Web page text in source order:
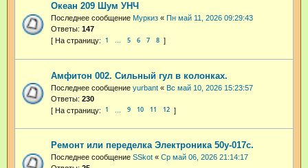
Океан 209 Шум УНЧ
Последнее сообщение Муркиз « Пн май 11, 2026 09:29:43
Ответы: 147
1 … 5 6 7 8
Амфитон 002. Сильный гул в колонках.
Последнее сообщение yurbant « Вс май 10, 2026 15:23:57
Ответы: 230
1 9 10 11 12
Ремонт или переделка Электроника 50у-017с.
Последнее сообщение SSkot « Ср май 06, 2026 21:14:17